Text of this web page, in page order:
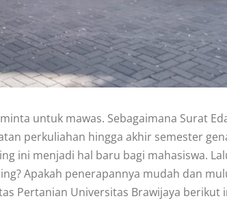
untuk mawas. Sebagaimana Surat
perkuliahan hingga akhir semester
ini menjadi hal baru bagi mahasiswa.
Apakah penerapannya mudah dan
Pertanian Universitas Brawijaya berikut